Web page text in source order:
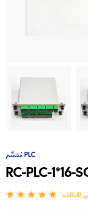
مُقسِّم PLC
RC-PLC-1*16-
التكلفة